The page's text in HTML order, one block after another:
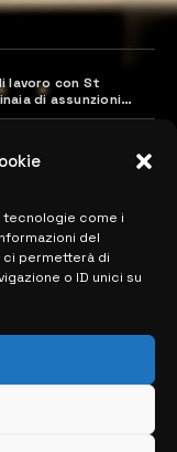
tecnologie come i
del
permetterà di
o ID unici su
lavoro con St
di assunzioni